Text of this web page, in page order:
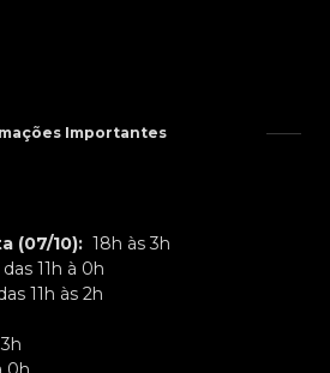
Importantes
(07/10): 18h às 3h
das 11h à 0h
11h às 2h